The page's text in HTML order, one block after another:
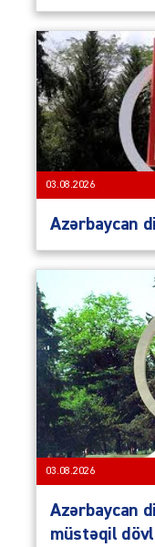
03.08.2026
Azərbaycan
03.08.2026
Azərbaycan
müstəqil